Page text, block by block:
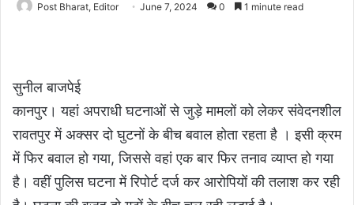
Post Bharat, Editor June 7, 2024 0 1 minute read
सुनील बाजपेई
कानपुर। यहां अपराधी घटनाओं से जुड़े मामलों को लेकर संवेदनशील
रावतपुर में अक्सर दो घुटनों के बीच बवाल होता रहता है । इसी क्रम
में फिर बवाल हो गया, जिससे वहां एक बार फिर तनाव व्याप्त हो गया
है। वहीं पुलिस घटना में रिपोर्ट दर्ज कर आरोपियों की तलाश कर रही